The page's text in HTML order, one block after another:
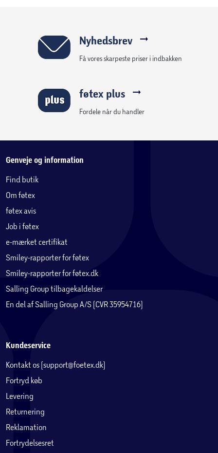
Nyhedsbrev
Få vores skarpeste priser i indbakken
føtex plus
Fordele når du handler
Genveje og information
Find butik
Om føtex
føtex avis
Job i føtex
e-mærket certifikat
Smiley-rapporter for føtex
Smiley-rapporter for føtex.dk
Salling Group tilbagekaldelser
En del af Salling Group A/S (CVR 35954716)
Kundeservice
Kontakt os (support@foetex.dk)
Fortryd køb
Levering
Returnering
Reklamation
Fortrydelsesret